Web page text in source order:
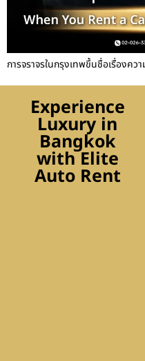
การจราจรในกรุงเทพขึ้นชื่อเรื่องค
Experience
Luxury in
Bangkok
with Elite
Auto Rent